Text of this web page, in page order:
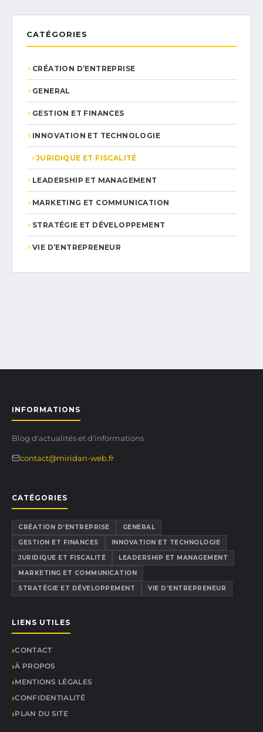
CATÉGORIES
CRÉATION D’ENTREPRISE
GENERAL
GESTION ET FINANCES
INNOVATION ET TECHNOLOGIE
JURIDIQUE ET FISCALITÉ
LEADERSHIP ET MANAGEMENT
MARKETING ET COMMUNICATION
STRATÉGIE ET DÉVELOPPEMENT
VIE D’ENTREPRENEUR
INFORMATIONS
Blog d'actualités et d'informations
contact@miridan-web.fr
CATÉGORIES
CRÉATION D’ENTREPRISE
GENERAL
GESTION ET FINANCES
INNOVATION ET TECHNOLOGIE
JURIDIQUE ET FISCALITÉ
LEADERSHIP ET MANAGEMENT
MARKETING ET COMMUNICATION
STRATÉGIE ET DÉVELOPPEMENT
VIE D’ENTREPRENEUR
LIENS UTILES
CONTACT
À PROPOS
MENTIONS LÉGALES
CONFIDENTIALITÉ
PLAN DU SITE